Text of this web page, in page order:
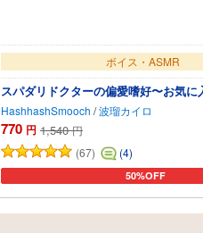
ボイス・ASMR
スパダリドクターの偏愛嗜好〜お気に
HashhashSmooch /波瑠カイロ
770 円 1,540 円
(67)
(4)
50%OFF
カートに追加